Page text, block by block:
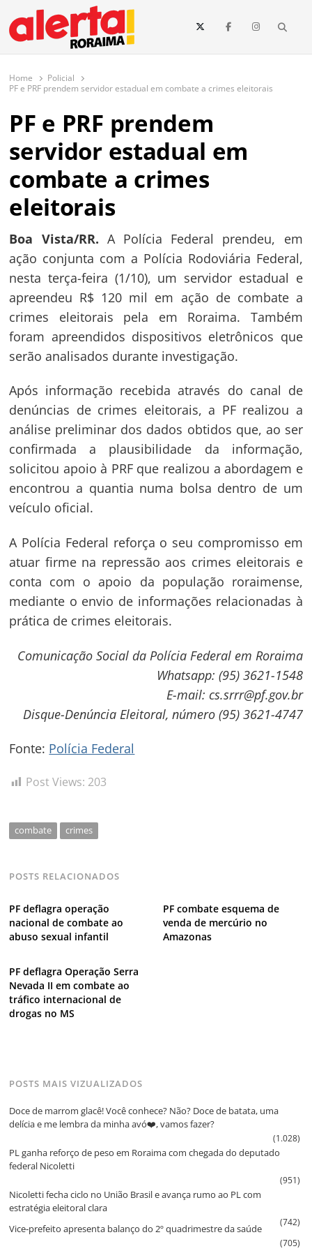
conteúdo
O maior portal de notícias de Roraima
O Alerta Roraima é seu portal de notícias completo sobre política,
e todo o estado de Roraima. Fique sempre informado com
atualizações em tempo real!
Home
Policial
PF e PRF prendem servidor estadual em combate a crimes eleitorais
PF e PRF prendem
servidor estadual em
combate a crimes
eleitorais
Boa Vista/RR. A Polícia Federal prendeu, em
ação conjunta com a Polícia Rodoviária Federal,
nesta terça-feira (1/10), um servidor estadual e
apreendeu R$ 120 mil em ação de combate a
crimes eleitorais pela em Roraima. Também
foram apreendidos dispositivos eletrônicos que
serão analisados durante investigação.
Após informação recebida através do canal de
denúncias de crimes eleitorais, a PF realizou a
análise preliminar dos dados obtidos que, ao ser
confirmada a plausibilidade da informação,
solicitou apoio à PRF que realizou a abordagem e
encontrou a quantia numa bolsa dentro de um
veículo oficial.
A Polícia Federal reforça o seu compromisso em
atuar firme na repressão aos crimes eleitorais e
conta com o apoio da população roraimense,
mediante o envio de informações relacionadas à
prática de crimes eleitorais.
Comunicação Social da Polícia Federal em Roraima
Whatsapp: (95) 3621-1548
E-mail: cs.srrr@pf.gov.br
Disque-Denúncia Eleitoral, número (95) 3621-4747
Fonte: Polícia Federal
Post Views: 203
combate crimes
POSTS RELACIONADOS
PF deflagra operação
nacional de combate ao
abuso sexual infantil
PF combate esquema de
venda de mercúrio no
Amazonas
PF deflagra Operação Serra
Nevada II em combate ao
tráfico internacional de
drogas no MS
Post
POSTS MAIS VIZUALIZADOS
Doce de marrom glacê! Você conhece? Não? Doce de batata, uma
delícia e me lembra da minha avó❤️, vamos fazer?
(1.028)
PL ganha reforço de peso em Roraima com chegada do deputado
federal Nicoletti
(951)
Nicoletti fecha ciclo no União Brasil e avança rumo ao PL com
estratégia eleitoral clara
(742)
Vice‑prefeito apresenta balanço do 2º quadrimestre da saúde
(705)